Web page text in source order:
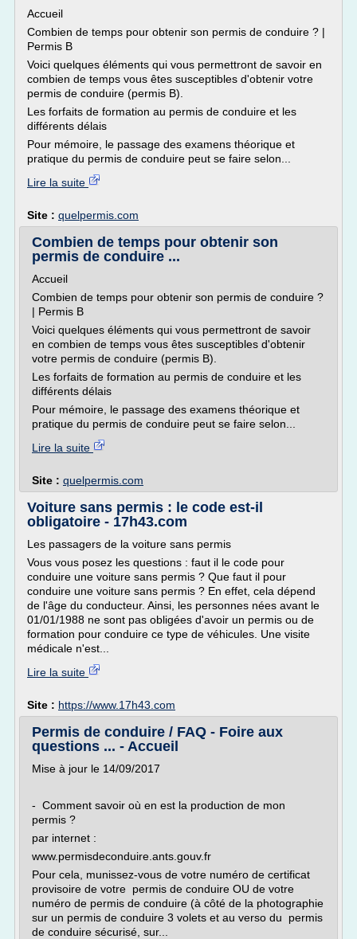
Accueil
Combien de temps pour obtenir son permis de conduire ? |
Permis B
Voici quelques éléments qui vous permettront de savoir en
combien de temps vous êtes susceptibles d'obtenir votre
permis de conduire (permis B).
Les forfaits de formation au permis de conduire et les
différents délais
Pour mémoire, le passage des examens théorique et
pratique du permis de conduire peut se faire selon...
Lire la suite
Site : quelpermis.com
Combien de temps pour obtenir son
permis de conduire ...
Accueil
Combien de temps pour obtenir son permis de conduire ?
| Permis B
Voici quelques éléments qui vous permettront de savoir
en combien de temps vous êtes susceptibles d'obtenir
votre permis de conduire (permis B).
Les forfaits de formation au permis de conduire et les
différents délais
Pour mémoire, le passage des examens théorique et
pratique du permis de conduire peut se faire selon...
Lire la suite
Site : quelpermis.com
Voiture sans permis : le code est-il
obligatoire - 17h43.com
Les passagers de la voiture sans permis
Vous vous posez les questions : faut il le code pour
conduire une voiture sans permis ? Que faut il pour
conduire une voiture sans permis ? En effet, cela dépend
de l'âge du conducteur. Ainsi, les personnes nées avant le
01/01/1988 ne sont pas obligées d'avoir un permis ou de
formation pour conduire ce type de véhicules. Une visite
médicale n'est...
Lire la suite
Site : https://www.17h43.com
Permis de conduire / FAQ - Foire aux
questions ... - Accueil
Mise à jour le 14/09/2017
- Comment savoir où en est la production de mon
permis ?
par internet :
www.permisdeconduire.ants.gouv.fr
Pour cela, munissez-vous de votre numéro de certificat
provisoire de votre permis de conduire OU de votre
numéro de permis de conduire (à côté de la photographie
sur un permis de conduire 3 volets et au verso du permis
de conduire sécurisé, sur...